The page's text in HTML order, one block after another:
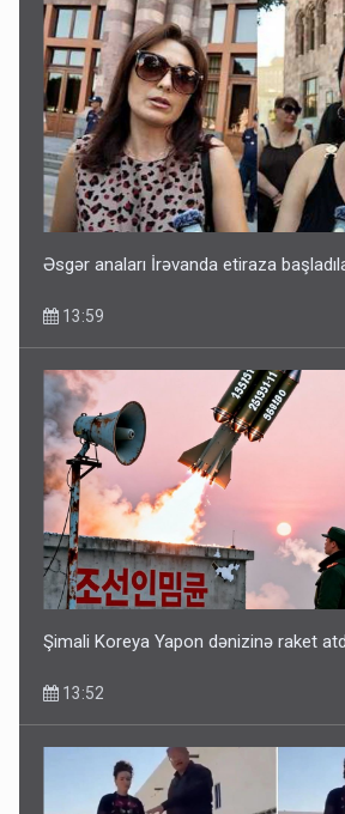
Əsgər anaları İrəvanda etiraza
13:59
Şimali Koreya Yapon dənizinə raket
13:52